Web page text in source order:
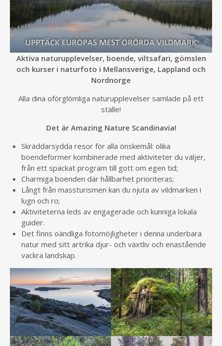
Aktiva naturupplevelser, boende, viltsafari, gömslen
och kurser i naturfoto i Mellansverige, Lappland och
Nordnorge
Alla dina oförglömliga naturupplevelser samlade på ett
ställe!
Det är Amazing Nature Scandinavia!
Skräddarsydda resor för alla önskemål: olika
boendeformer kombinerade med aktiviteter du väljer,
från ett späckat program till gott om egen tid;
Charmiga boenden där hållbarhet prioriteras;
Långt från massturismen kan du njuta av vildmarken i
lugn och ro;
Aktiviteterna leds av engagerade och kunniga lokala
guider.
Det finns oändliga fotomöjligheter i denna underbara
natur med sitt artrika djur- och växtliv och enastående
vackra landskap.